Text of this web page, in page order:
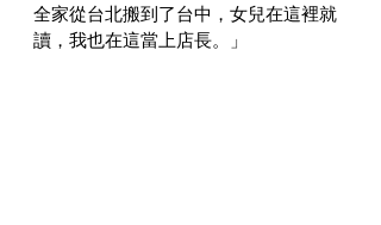
全家從台北搬到了台中，女兒在這裡就
讀，我也在這當上店長。」